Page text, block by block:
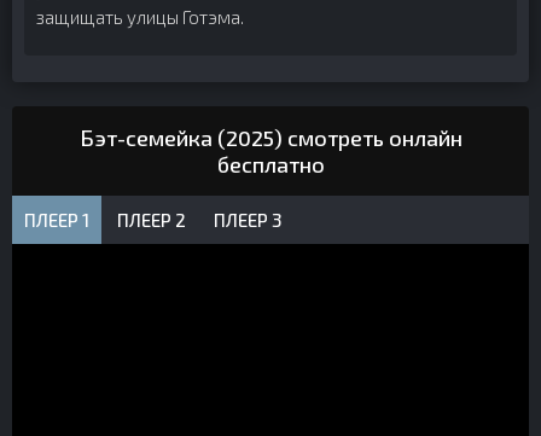
защищать улицы Готэма.
Бэт-семейка (2025) смотреть онлайн
бесплатно
ПЛЕЕР 1 ПЛЕЕР 2 ПЛЕЕР 3